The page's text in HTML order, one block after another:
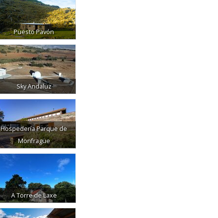
Puesto Pavón
Sky Andaluz
Hospedería Parque de
Monfragüe
A Torre de Laxe